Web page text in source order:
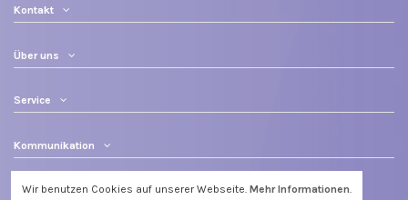
Kontakt
Über uns
Service
Kommunikation
Wir benutzen Cookies auf unserer Webseite. Mehr Informationen.